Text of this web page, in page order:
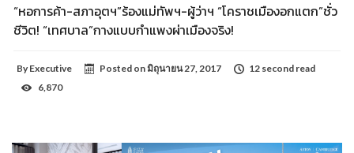
“หอการค้า-สภาอุตฯ”ร้องแม่ทัพฯ-ผู้ว่าฯ “โคราชเมืองอกแตก”ชั่ว
ชีวิต! “เทศบาล”กางแบบกำแพงผ่าเมืองจริง!
By Executive Posted onมิถุนายน 27, 2017
12 second read
6,870